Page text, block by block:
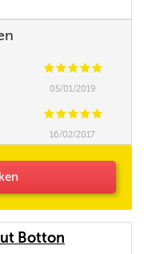
CCCCC
05/01/2019
CCCCC
16/02/2017
Botton